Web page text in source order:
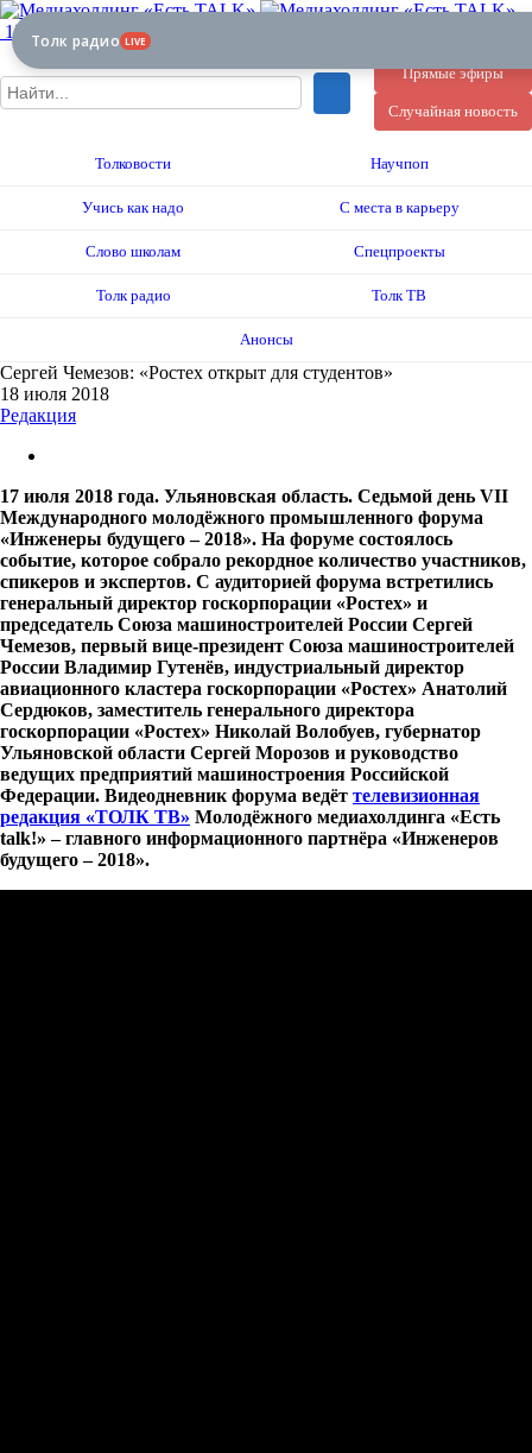
12+
Прямые эфиры
Случайная новость
Толковости Научпоп
Учись как надо С места в карьеру
Слово школам Спецпроекты
Толк радио Толк ТВ
Анонсы
Сергей Чемезов: «Ростех открыт для студентов»
18 июля 2018
Редакция
17 июля 2018 года. Ульяновская область. Седьмой день VII
Международного молодёжного промышленного форума
«Инженеры будущего – 2018». На форуме состоялось
событие, которое собрало рекордное количество участников,
спикеров и экспертов. С аудиторией форума встретились
генеральный директор госкорпорации «Ростех» и
председатель Союза машиностроителей России Сергей
Чемезов, первый вице-президент Союза машиностроителей
России Владимир Гутенёв, индустриальный директор
авиационного кластера госкорпорации «Ростех» Анатолий
Сердюков, заместитель генерального директора
госкорпорации «Ростех» Николай Волобуев, губернатор
Ульяновской области Сергей Морозов и руководство
ведущих предприятий машиностроения Российской
Федерации. Видеодневник форума ведёт телевизионная
редакция «ТОЛК ТВ» Молодёжного медиахолдинга «Есть
talk!» – главного информационного партнёра «Инженеров
будущего – 2018».
Толк радио LIVE